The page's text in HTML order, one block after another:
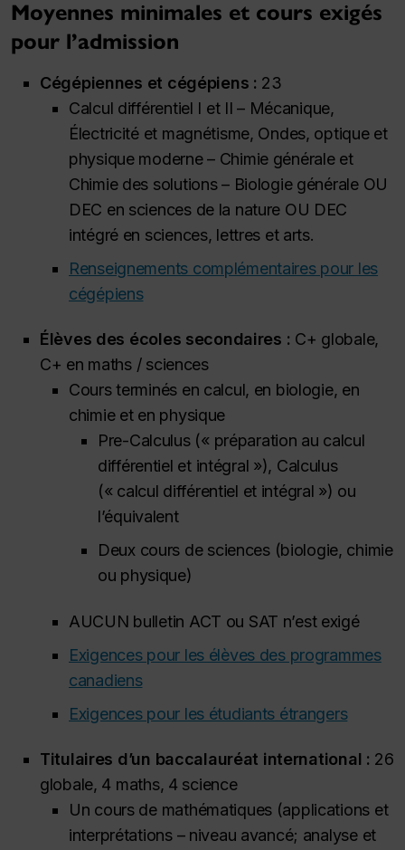
Moyennes minimales et cours exigés
pour l’admission
Cégépiennes et cégépiens : 23
Calcul différentiel I et II – Mécanique,
Électricité et magnétisme, Ondes, optique et
physique moderne – Chimie générale et
Chimie des solutions – Biologie générale OU
DEC en sciences de la nature OU DEC
intégré en sciences, lettres et arts.
Renseignements complémentaires pour les
cégépiens
Élèves des écoles secondaires : C+ globale,
C+ en maths / sciences
Cours terminés en calcul, en biologie, en
chimie et en physique
Pre-Calculus(« préparation au calcul
différentiel et intégral »), Calculus
(« calcul différentiel et intégral ») ou
l’équivalent
Deux cours de sciences (biologie, chimie
ou physique)
AUCUN bulletin ACT ou SAT n’est exigé
Exigences pour les élèves des programmes
canadiens
Exigences pour les étudiants étrangers
Titulaires d’un baccalauréat international : 26
globale, 4 maths, 4 science
Un cours de mathématiques (applications et
interprétations – niveau avancé; analyse et